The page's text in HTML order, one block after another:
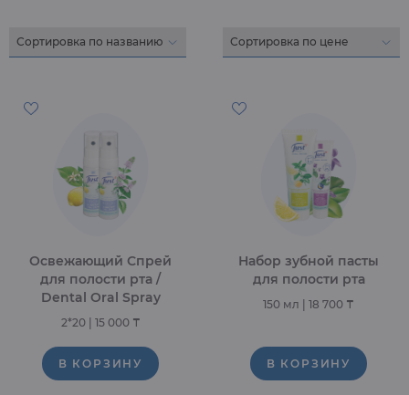
Освежающий Спрей
для полости рта /
Dental Oral Spray
2*20 15 000 ₸
В КОРЗИНУ
Набор зубной пасты
для полости рта
150 мл 18 700 ₸
В КОРЗИНУ